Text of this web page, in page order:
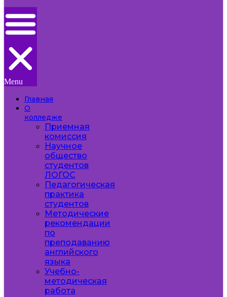
Menu
Главная
О
колледже
Приемная
комиссия
Научное
общество
студентов
ЛОГОС
Педагогическая
практика
студентов
Методические
рекомендации
по
преподаванию
английского
языка
Учебно-
методическая
работа